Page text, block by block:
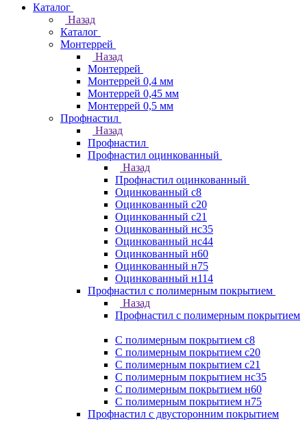
Каталог
Назад
Каталог
Монтеррей
Назад
Монтеррей
Монтеррей 0,4 мм
Монтеррей 0,45 мм
Монтеррей 0,5 мм
Профнастил
Назад
Профнастил
Профнастил оцинкованный
Назад
Профнастил оцинкованный
Оцинкованный с8
Оцинкованный с20
Оцинкованный с21
Оцинкованный нс35
Оцинкованный нс44
Оцинкованный н60
Оцинкованный н75
Оцинкованный н114
Профнастил с полимерным покрытием
Назад
Профнастил с полимерным покрытием
С полимерным покрытием с8
С полимерным покрытием с20
С полимерным покрытием с21
С полимерным покрытием нс35
С полимерным покрытием н60
С полимерным покрытием н75
Профнастил с двусторонним покрытием